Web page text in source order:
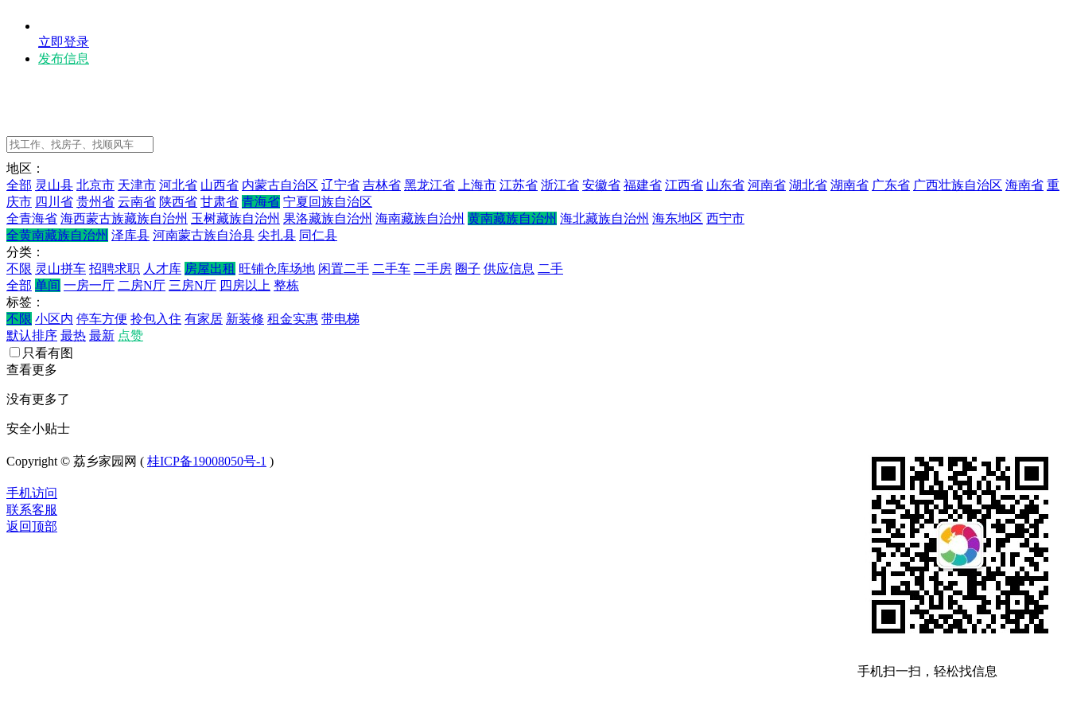
立即登录
发布信息
地区：
全部 灵山县 北京市 天津市 河北省 山西省 内蒙古自治区 辽宁省 吉林省 黑龙江省 上海市 江苏省 浙江省 安徽省 福建省 江西省 山东省 河南省 湖北省 湖南省 广东省 广西壮族自治区 海南省 重
庆市 四川省 贵州省 云南省 陕西省 甘肃省 青海省 宁夏回族自治区
全青海省 海西蒙古族藏族自治州 玉树藏族自治州 果洛藏族自治州 海南藏族自治州 黄南藏族自治州 海北藏族自治州 海东地区 西宁市
全黄南藏族自治州 泽库县 河南蒙古族自治县 尖扎县 同仁县
分类：
不限 灵山拼车 招聘求职 人才库 房屋出租 旺铺仓库场地 闲置二手 二手车 二手房 圈子 供应信息 二手
全部 单间 一房一厅 二房N厅 三房N厅 四房以上 整栋
标签：
不限 小区内 停车方便 拎包入住 有家居 新装修 租金实惠 带电梯
默认排序 最热 最新 点赞
只看有图
查看更多
没有更多了
安全小贴士
手机扫一扫，轻松找信息
Copyright © 荔乡家园网 ( 桂ICP备19008050号-1 )
手机访问
联系客服
返回顶部